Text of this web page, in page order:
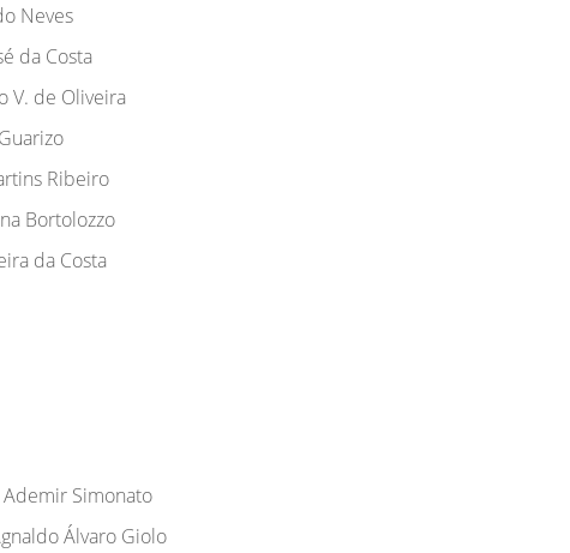
Neves
da Costa
V. de Oliveira
Ribeiro
Bortolozzo
da Costa
Ademir Simonato
Álvaro Giolo